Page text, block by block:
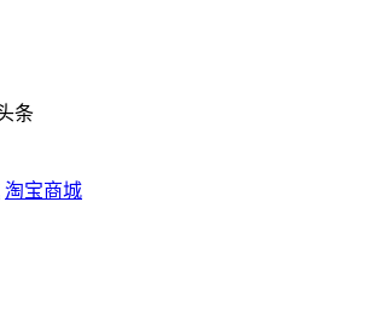
淘宝商城